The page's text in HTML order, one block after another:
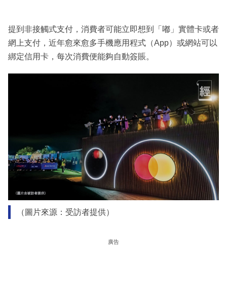
提到非接觸式支付，消費者可能立即想到「嘟」實體卡或者
網上支付，近年愈來愈多手機應用程式（App）或網站可以
綁定信用卡，每次消費便能夠自動簽賬。
（圖片來源：受訪者提供）
廣告